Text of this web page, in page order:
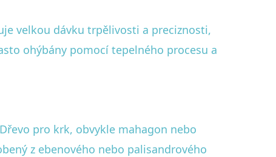
velkou dávku trpělivosti a preciznosti,
ohýbány pomocí tepelného procesu a
pro krk, obvykle mahagon nebo
z ebenového nebo palisandrového